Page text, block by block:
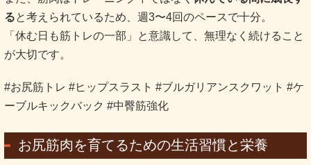
ると考えられているため、週3〜4回のペースで十分。
「休む日も筋トレの一部」と意識して、無理なく続けること
が大切です。
#お尻筋トレ #ヒップスラスト #ブルガリアンスクワット #ケ
ーブルキックバック #中臀筋強化
お尻筋肉を育てるための生活習慣と栄養